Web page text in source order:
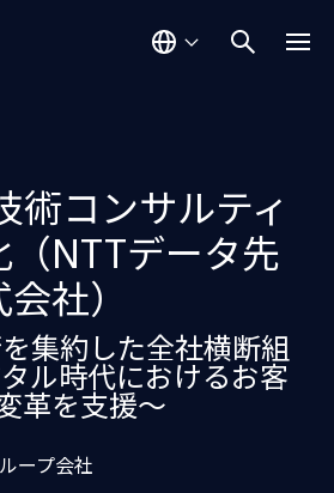
術コンサルティ
（NTTデータ先
社）
集約した全社横断組
ル時代におけるお客
革を支援～
ープ会社